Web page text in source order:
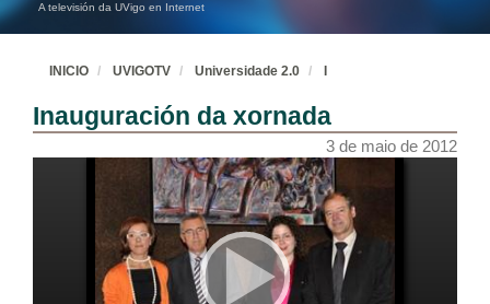
A televisión da UVigo en Internet
INICIO UVIGOTV Universidade 2.0
Inauguración da xornada
3 de maio de 2012